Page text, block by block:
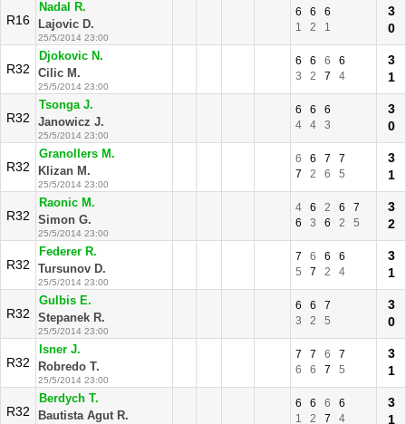
R16
Nadal R.
Lajovic D.
25/5/2014 23:00
6 6
6
1
2 1
3
0
R32
Djokovic N.
Cilic M.
25/5/2014 23:00
6 6 6
6
3
2 7 4
3
1
R32
Tsonga J.
Janowicz J.
25/5/2014 23:00
6 6
6
4
4 3
3
0
R32
Granollers M.
Klizan M.
25/5/2014 23:00
6 6 7
7
7
2 6 5
3
1
R32
Raonic M.
Simon G.
25/5/2014 23:00
4 6 2 6
7
6
3 6 2 5
3
2
R32
Federer R.
Tursunov D.
25/5/2014 23:00
7 6 6
6
5
7 2 4
3
1
R32
Gulbis E.
Stepanek R.
25/5/2014 23:00
6 6
7
3
2 5
3
0
R32
Isner J.
Robredo T.
25/5/2014 23:00
7 7 6
7
6
6 7 5
3
1
R32
Berdych T.
Bautista Agut R.
6 6 6
6
1
2 7 4
3
1